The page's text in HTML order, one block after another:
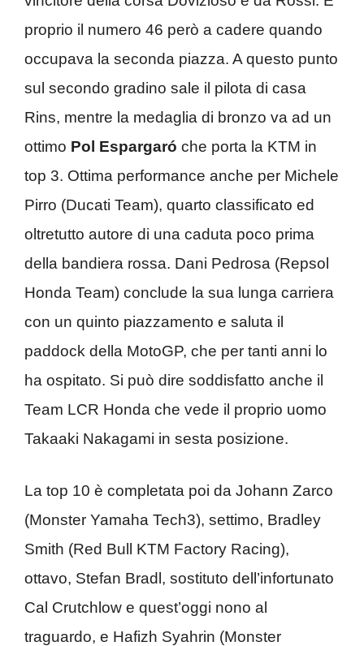
proprio il numero 46 però a cadere quando
occupava la seconda piazza. A questo punto
sul secondo gradino sale il pilota di casa
Rins, mentre la medaglia di bronzo va ad un
ottimo Pol Espargaró che porta la KTM in
top 3. Ottima performance anche per Michele
Pirro (Ducati Team), quarto classificato ed
oltretutto autore di una caduta poco prima
della bandiera rossa. Dani Pedrosa (Repsol
Honda Team) conclude la sua lunga carriera
con un quinto piazzamento e saluta il
paddock della MotoGP, che per tanti anni lo
ha ospitato. Si può dire soddisfatto anche il
Team LCR Honda che vede il proprio uomo
Takaaki Nakagami in sesta posizione.
La top 10 è completata poi da Johann Zarco
(Monster Yamaha Tech3), settimo, Bradley
Smith (Red Bull KTM Factory Racing),
ottavo, Stefan Bradl, sostituto dell’infortunato
Cal Crutchlow e quest’oggi nono al
traguardo, e Hafizh Syahrin (Monster